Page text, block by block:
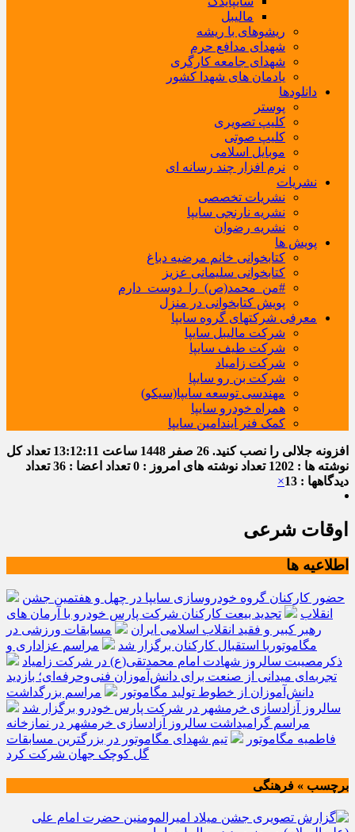
مالیبل
ریشوهای با ریشه
شهدای مدافع حرم
شهدای جامعه کارگری
یادمان های شهدا کشور
دانلودها
پوستر
کلیپ تصویری
کلیپ صوتی
موبایل اسلامی
نرم افزار چند رسانه ای
نشریات
نشریات تخصصی
نشریه نارنجی سایپا
نشریه رضوان
پویش ها
کتابخوانی خانم مرضیه دباغ
کتابخوانی سلیمانی عزیز
#من_محمد(ص)_را_دوست_دارم
پویش کتابخوانی در منزل
معرفی شرکتهای گروه سایپا
شرکت مالیبل سایپا
شرکت طیف سایپا
شرکت زامیاد
شرکت بن رو سایپا
مهندسی توسعه سایپا(سیکو)
همراه خودرو سایپا
کمک فنر ایندامین سایپا
افزونه جلالی را نصب کنید. 26 صفر 1448 ساعت 13:12:12 تعداد کل
نوشته ها : 1202
تعداد نوشته های امروز : 0 تعداد اعضا : 36
تعداد
دیدگاهها : 13
×
اوقات شرعی
اطلاعیه ها
حضور کارکنان گروه خودروسازی سایپا در چهل و هفتمین جشن
انقلاب
تجدید بیعت کارکنان شرکت پارس خودرو با آرمان های
رهبر کبیر و فقید انقلاب اسلامی ایران
مسابقات ورزشی در
مگاموتوربا استقبال کارکنان برگزار شد
مراسم عزاداری و
ذکرمصیبت سالروز شهادت امام محمدتقی(ع) در شرکت زامیاد
تجربه‌ای میدانی از صنعت برای دانش‌آموزان فنی‌وحرفه‌ای؛ بازدید
دانش‌آموزان از خطوط تولید مگاموتور
مراسم بزرگداشت
سالروز آزادسازی خرمشهر در شرکت پارس خودرو برگزار شد
مراسم گرامیداشت سالروز آزادسازی خرمشهر در نمازخانه
فاطمیه مگاموتور
تیم شهدای مگاموتور در بزرگترین مسابقات
گل کوچک جهان شرکت کرد
برچسب » فرهنگی